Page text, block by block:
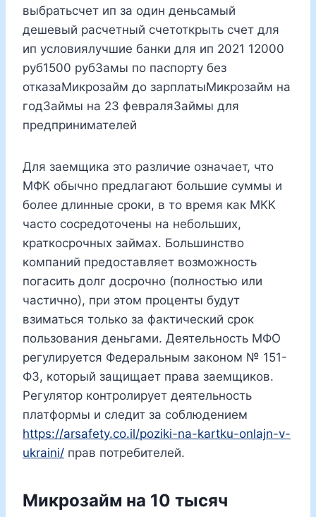
выбратьсчет ип за один деньсамый
дешевый расчетный счетоткрыть счет для
ип условиялучшие банки для ип 2021 12000
руб1500 рубЗамы по паспорту без
отказаМикрозайм до зарплатыМикрозайм на
годЗаймы на 23 февраляЗаймы для
предпринимателей
Для заемщика это различие означает, что
МФК обычно предлагают большие суммы и
более длинные сроки, в то время как МКК
часто сосредоточены на небольших,
краткосрочных займах. Большинство
компаний предоставляет возможность
погасить долг досрочно (полностью или
частично), при этом проценты будут
взиматься только за фактический срок
пользования деньгами. Деятельность МФО
регулируется Федеральным законом № 151-
ФЗ, который защищает права заемщиков.
Регулятор контролирует деятельность
платформы и следит за соблюдением
https://arsafety.co.il/poziki-na-kartku-onlajn-v-
ukraini/ прав потребителей.
Микрозайм на 10 тысяч